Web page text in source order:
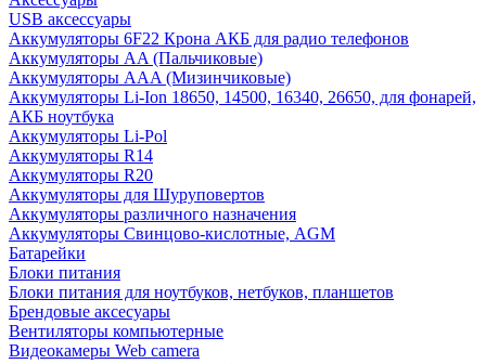
USB аксессуары
Аккумуляторы 6F22 Крона АКБ для радио телефонов
Аккумуляторы AA (Пальчиковые)
Аккумуляторы AAA (Мизинчиковые)
Аккумуляторы Li-Ion 18650, 14500, 16340, 26650, для фонарей,
АКБ ноутбука
Аккумуляторы Li-Pol
Аккумуляторы R14
Аккумуляторы R20
Аккумуляторы для Шуруповертов
Аккумуляторы различного назначения
Аккумуляторы Свинцово-кислотные, AGM
Батарейки
Блоки питания
Блоки питания для ноутбуков, нетбуков, планшетов
Брендовые аксесуары
Вентиляторы компьютерные
Видеокамеры Web camera